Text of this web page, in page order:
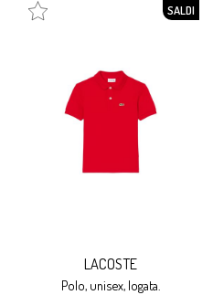
SALDI
LACOSTE
polo, unisex, logata.